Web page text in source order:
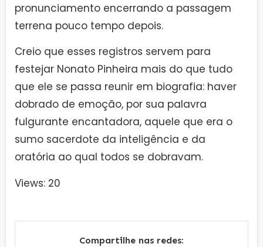
pronunciamento encerrando a passagem
terrena pouco tempo depois.
Creio que esses registros servem para
festejar Nonato Pinheira mais do que tudo
que ele se passa reunir em biografia: haver
dobrado de emoção, por sua palavra
fulgurante encantadora, aquele que era o
sumo sacerdote da inteligência e da
oratória ao qual todos se dobravam.
Views: 20
Compartilhe nas redes: